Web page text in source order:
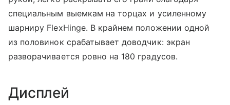
специальным выемкам на торцах и усиленному
шарниру FlexHinge. В крайнем положении одной
из половинок срабатывает доводчик: экран
разворачивается ровно на 180 градусов.
Дисплей